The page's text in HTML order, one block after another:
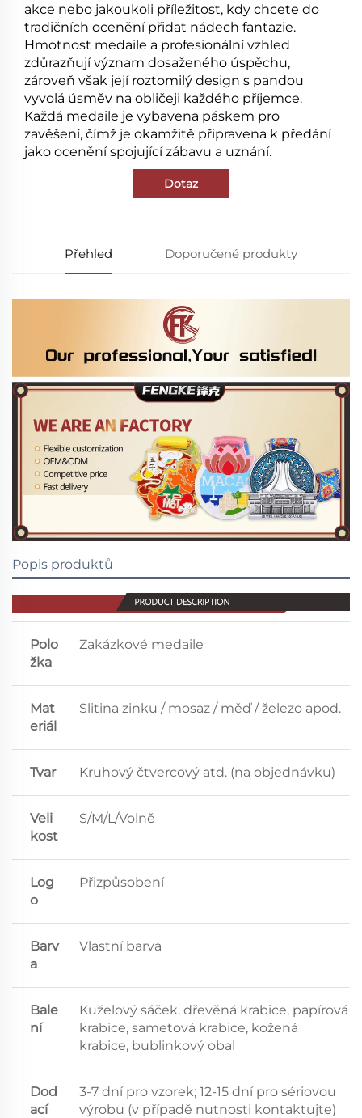
akce nebo jakoukoli příležitost, kdy chcete do
tradičních ocenění přidat nádech fantazie.
Hmotnost medaile a profesionální vzhled
zdůrazňují význam dosaženého úspěchu,
zároveň však její roztomilý design s pandou
vyvolá úsměv na obličeji každého příjemce.
Každá medaile je vybavena páskem pro
zavěšení, čímž je okamžitě připravena k předání
jako ocenění spojující zábavu a uznání.
Dotaz
Přehled Doporučené produkty
Popis produktů
Polo
žka
Zakázkové medaile
Mat
eriál
Slitina zinku / mosaz / měď / železo apod.
Tvar Kruhový čtvercový atd. (na objednávku)
Veli
kost
S/M/L/Volně
Log
o
Přizpůsobení
Barv
a
Vlastní barva
Bale
ní
Kuželový sáček, dřevěná krabice, papírová
krabice, sametová krabice, kožená
krabice, bublinkový obal
Dod
ací
3-7 dní pro vzorek; 12-15 dní pro sériovou
výrobu (v případě nutnosti kontaktujte)